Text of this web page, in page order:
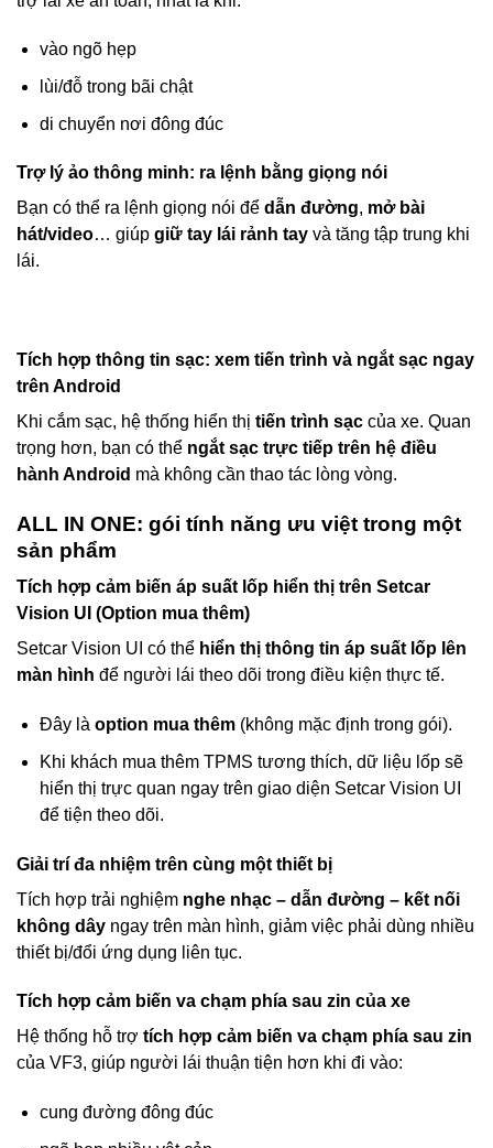
vào ngõ hẹp
lùi/đỗ trong bãi chật
di chuyển nơi đông đúc
Trợ lý ảo thông minh: ra lệnh bằng giọng nói
Bạn có thể ra lệnh giọng nói để dẫn đường, mở bài
hát/video… giúp giữ tay lái rảnh tay và tăng tập trung khi
lái.
Tích hợp thông tin sạc: xem tiến trình và ngắt sạc ngay
trên Android
Khi cắm sạc, hệ thống hiển thị tiến trình sạc của xe. Quan
trọng hơn, bạn có thể ngắt sạc trực tiếp trên hệ điều
hành Android mà không cần thao tác lòng vòng.
ALL IN ONE: gói tính năng ưu việt trong một
sản phẩm
Tích hợp cảm biến áp suất lốp hiển thị trên Setcar
Vision UI (Option mua thêm)
Setcar Vision UI có thể hiển thị thông tin áp suất lốp lên
màn hình để người lái theo dõi trong điều kiện thực tế.
Đây là option mua thêm(không mặc định trong gói).
Khi khách mua thêm TPMS tương thích, dữ liệu lốp sẽ
hiển thị trực quan ngay trên giao diện Setcar Vision UI
để tiện theo dõi.
Giải trí đa nhiệm trên cùng một thiết bị
Tích hợp trải nghiệm nghe nhạc – dẫn đường – kết nối
không dây ngay trên màn hình, giảm việc phải dùng nhiều
thiết bị/đổi ứng dụng liên tục.
Tích hợp cảm biến va chạm phía sau zin của xe
Hệ thống hỗ trợ tích hợp cảm biến va chạm phía sau zin
của VF3, giúp người lái thuận tiện hơn khi đi vào:
cung đường đông đúc